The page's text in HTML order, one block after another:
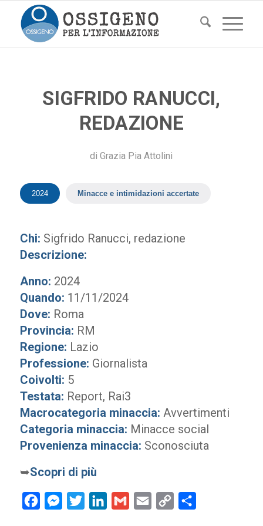
SIGFRIDO RANUCCI,
REDAZIONE
diGrazia Pia Attolini
2024 Minacce e intimidazioni accertate
Chi: Sigfrido Ranucci, redazione
Descrizione:
Anno: 2024
Quando: 11/11/2024
Dove: Roma
Provincia: RM
Regione: Lazio
Professione: Giornalista
Coivolti: 5
Testata: Report, Rai3
Macrocategoria minaccia: Avvertimenti
Categoria minaccia: Minacce social
Provenienza minaccia: Sconosciuta
➥Scopri di più
FacebookMessenger
Twitter LinkedInGmail Email
Copy